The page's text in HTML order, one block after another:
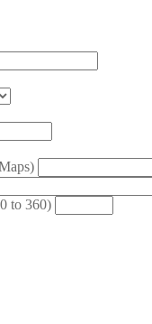
to 360)